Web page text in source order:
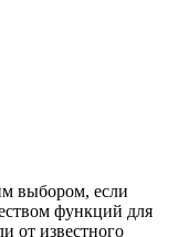
выбором, если
функций для
от известного